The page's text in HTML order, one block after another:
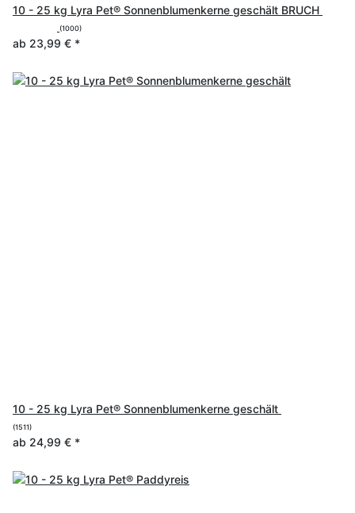
10 - 25 kg Lyra Pet® Sonnenblumenkerne geschält BRUCH
(1000)
ab 23,99 € *
10 - 25 kg Lyra Pet® Sonnenblumenkerne geschält
(1511)
ab 24,99 € *